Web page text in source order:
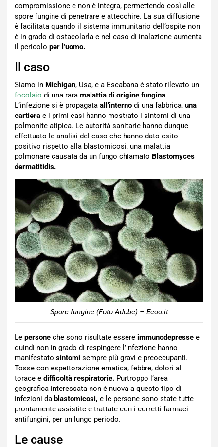
compromissione e non è integra, permettendo così alle
spore fungine di penetrare e attecchire. La sua diffusione
è facilitata quando il sistema immunitario dell’ospite non
è in grado di ostacolarla e nel caso di inalazione aumenta
il pericolo per l’uomo.
Il caso
Siamo in Michigan, Usa, e a Escabana è stato rilevato un
focolaio di una rara malattia di origine fungina.
L’infezione si è propagata all’interno di una fabbrica, una
cartiera e i primi casi hanno mostrato i sintomi di una
polmonite atipica. Le autorità sanitarie hanno dunque
effettuato le analisi del caso che hanno dato esito
positivo rispetto alla blastomicosi, una malattia
polmonare causata da un fungo chiamato Blastomyces
dermatitidis.
Spore fungine (Foto Adobe) – Ecoo.it
Le persone che sono risultate essere immunodepresse e
quindi non in grado di respingere l’infezione hanno
manifestato sintomi sempre più gravi e preoccupanti.
Tosse con espettorazione ematica, febbre, dolori al
torace e difficoltà respiratorie. Purtroppo l’area
geografica interessata non è nuova a questo tipo di
infezioni da blastomicosi, e le persone sono state tutte
prontamente assistite e trattate con i corretti farmaci
antifungini, per un lungo periodo.
Le cause